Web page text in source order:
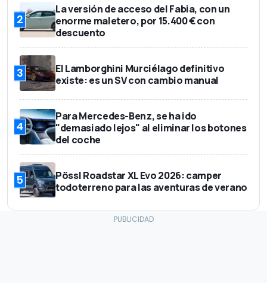
2
La versión de acceso del Fabia, con un
enorme maletero, por 15.400 € con
descuento
3
El Lamborghini Murciélago definitivo
existe: es un SV con cambio manual
4
Para Mercedes-Benz, se ha ido
"demasiado lejos" al eliminar los botones
del coche
5
Pössl Roadstar XL Evo 2026: camper
todoterreno para las aventuras de verano